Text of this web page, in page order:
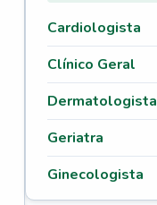
Cardiologista
Clínico Geral
Dermatologista
Geriatra
Ginecologista